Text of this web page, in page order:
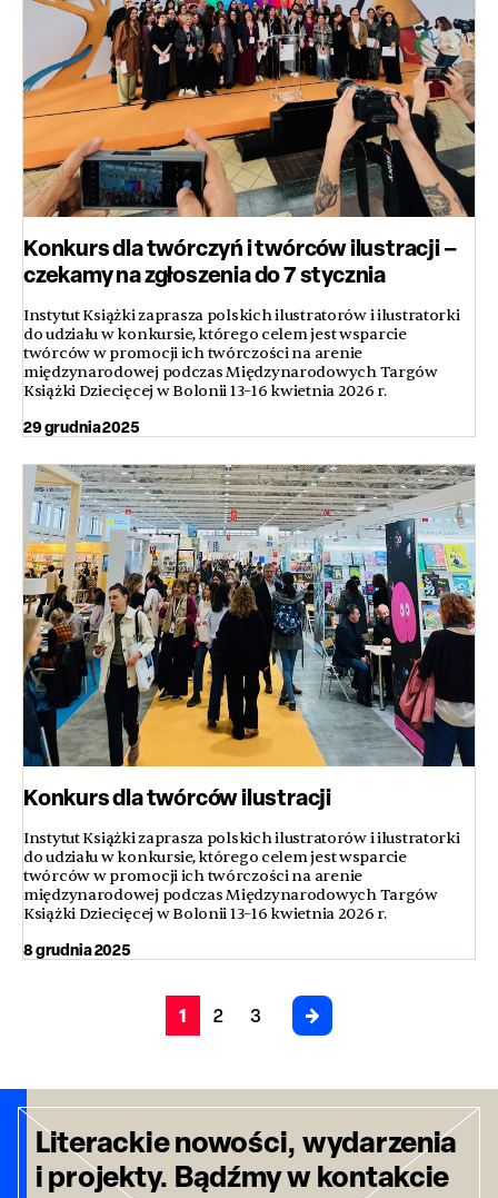
Konkurs dla twórczyń i twórców ilustracji –
czekamy na zgłoszenia do 7 stycznia
Instytut Książki zaprasza polskich ilustratorów i ilustratorki
do udziału w konkursie, którego celem jest wsparcie
twórców w promocji ich twórczości na arenie
międzynarodowej podczas Międzynarodowych Targów
Książki Dziecięcej w Bolonii 13–16 kwietnia 2026 r.
29 grudnia 2025
Konkurs dla twórców ilustracji
Instytut Książki zaprasza polskich ilustratorów i ilustratorki
do udziału w konkursie, którego celem jest wsparcie
twórców w promocji ich twórczości na arenie
międzynarodowej podczas Międzynarodowych Targów
Książki Dziecięcej w Bolonii 13–16 kwietnia 2026 r.
8 grudnia 2025
1 2 3
Literackie nowości, wydarzenia
i projekty. Bądźmy w kontakcie